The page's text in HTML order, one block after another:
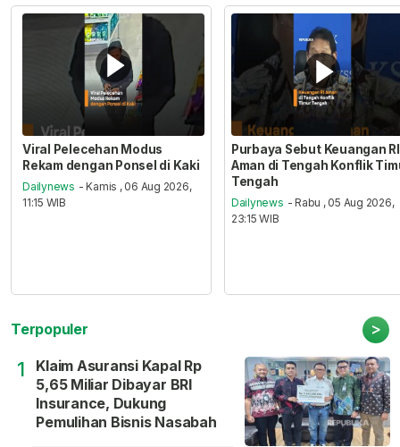
Viral Pelecehan Modus
Rekam dengan Ponsel di Kaki
Dailynews - Kamis , 06 Aug 2026,
11:15 WIB
Purbaya Sebut Keuangan RI
Aman di Tengah Konflik
Tengah
Dailynews - Rabu , 05 Aug 2026,
23:15 WIB
Terpopuler >
1
Klaim Asuransi Kapal Rp
5,65 Miliar Dibayar BRI
Insurance, Dukung
Pemulihan Bisnis Nasabah